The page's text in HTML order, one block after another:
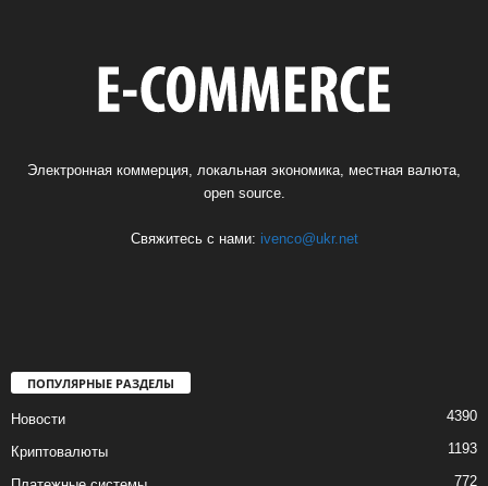
Электронная коммерция, локальная экономика, местная валюта,
open source.
Свяжитесь с нами: ivenco@ukr.net
ПОПУЛЯРНЫЕ РАЗДЕЛЫ
Новости 4390
Криптовалюты 1193
772